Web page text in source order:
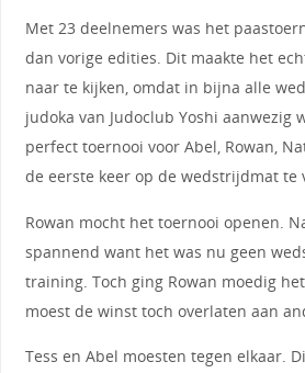
Met 23 deelnemers was het
dan vorige edities. Dit maakte het
naar te kijken, omdat in bijna alle
judoka van Judoclub Yoshi aanwezig
perfect toernooi voor Abel, Rowan,
de eerste keer op de wedstrijdmat te
Rowan mocht het toernooi openen.
spannend want het was nu geen
training. Toch ging Rowan moedig
moest de winst toch overlaten aan
Tess en Abel moesten tegen elkaar.